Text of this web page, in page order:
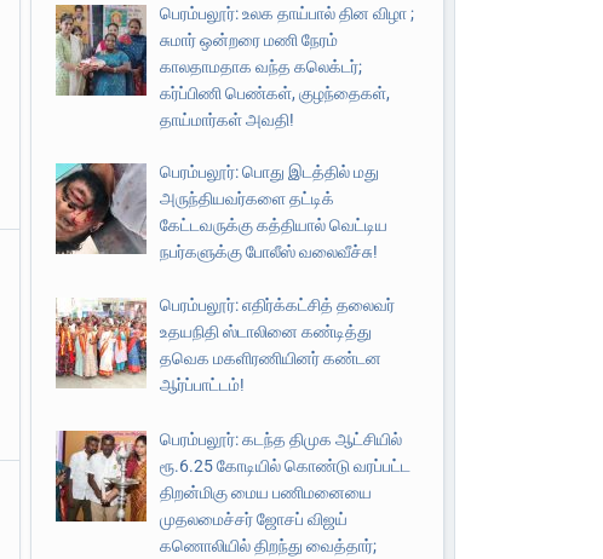
பெரம்பலூர்: உலக தாய்பால் தின விழா ;
சுமார் ஒன்றரை மணி நேரம்
காலதாமதாக வந்த கலெக்டர்;
கர்ப்பிணி பெண்கள், குழந்தைகள்,
தாய்மார்கள் அவதி!
பெரம்பலூர்: பொது இடத்தில் மது
அருந்தியவர்களை தட்டிக்
கேட்டவருக்கு கத்தியால் வெட்டிய
நபர்களுக்கு போலீஸ் வலைவீச்சு!
பெரம்பலூர்: எதிர்க்கட்சித் தலைவர்
உதயநிதி ஸ்டாலினை கண்டித்து
தவெக மகளிரணியினர் கண்டன
ஆர்ப்பாட்டம்!
பெரம்பலூர்: கடந்த திமுக ஆட்சியில்
ரூ.6.25 கோடியில் கொண்டு வரப்பட்ட
திறன்மிகு மைய பணிமனையை
முதலமைச்சர் ஜோசப் விஜய்
கணொலியில் திறந்து வைத்தார்;